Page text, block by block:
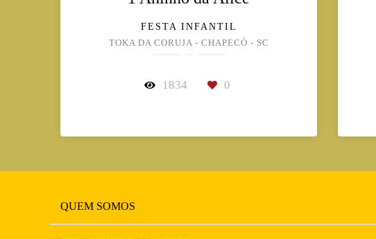
FESTA INFANTIL
TOKA DA CORUJA - CHAPECÓ - SC
1834 0
QUEM SOMOS